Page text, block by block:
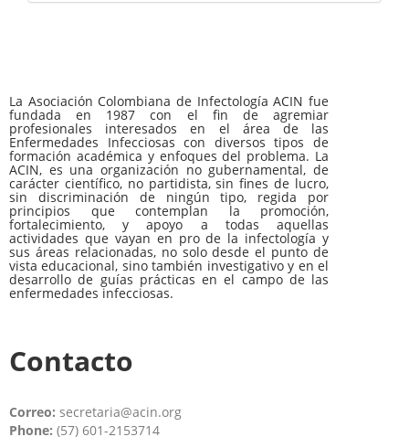
La Asociación Colombiana de Infectología ACIN fue
fundada en 1987 con el fin de agremiar
profesionales interesados en el área de las
Enfermedades Infecciosas con diversos tipos de
formación académica y enfoques del problema. La
ACIN, es una organización no gubernamental, de
carácter científico, no partidista, sin fines de lucro,
sin discriminación de ningún tipo, regida por
principios que contemplan la promoción,
fortalecimiento, y apoyo a todas aquellas
actividades que vayan en pro de la infectología y
sus áreas relacionadas, no solo desde el punto de
vista educacional, sino también investigativo y en el
desarrollo de guías prácticas en el campo de las
enfermedades infecciosas.
Contacto
Correo: secretaria@acin.org
Phone: (57) 601-2153714